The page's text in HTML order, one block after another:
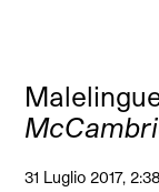
31 Luglio 2017,